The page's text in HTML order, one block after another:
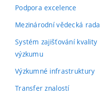
Podpora excelence
Mezinárodní vědecká rada
Systém zajišťování kvality
výzkumu
Výzkumné infrastruktury
Transfer znalostí